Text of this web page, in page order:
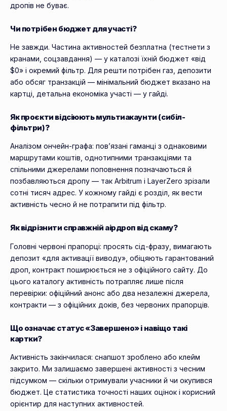
дропів не буває.
Чи потрібен бюджет для участі?
Не завжди. Частина активностей безплатна (тестнети з
кранами, соцзавдання) — у каталозі їхній бюджет «від
$0» і окремий фільтр. Для решти потрібен газ, депозити
або обсяг транзакцій — мінімальний бюджет вказано на
картці, детальна економіка участі — у гайді.
Як проєкти відсіюють мультиакаунти (сибіл-
фільтри)?
Аналізом ончейн-графа: пов’язані гаманці з однаковими
маршрутами коштів, однотипними транзакціями та
спільними джерелами поповнення позначаються й
позбавляються дропу — так Arbitrum і LayerZero зрізали
сотні тисяч адрес. У кожному гайді є розділ, як вести
активність чесно й не потрапити під фільтр.
Як відрізнити справжній аірдроп від скаму?
Головні червоні прапорці: просять сід-фразу, вимагають
депозит «для активації виводу», обіцяють гарантований
дроп, контракт поширюється не з офіційного сайту. До
цього каталогу активність потрапляє лише після
перевірки: офіційний анонс або два незалежні джерела,
контракти — з офіційних доків, без червоних прапорців.
Що означає статус «Завершено» і навіщо такі
картки?
Активність закінчилася: снапшот зроблено або клейм
закрито. Ми залишаємо завершені активності з чесним
підсумком — скільки отримували учасники й чи окупився
бюджет. Це статистика точності наших оцінок і корисний
орієнтир для наступних активностей.